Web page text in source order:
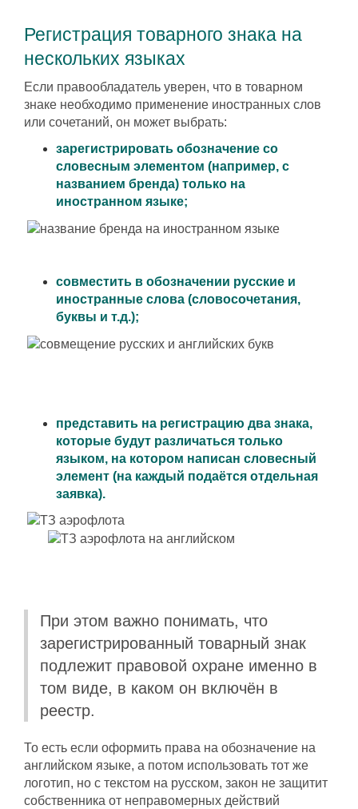
Регистрация товарного знака на
нескольких языках
Если правообладатель уверен, что в товарном
знаке необходимо применение иностранных слов
или сочетаний, он может выбрать:
зарегистрировать обозначение со
словесным элементом (например, с
названием бренда) только на
иностранном языке;
совместить в обозначении русские и
иностранные слова (словосочетания,
буквы и т.д.);
представить на регистрацию два знака,
которые будут различаться только
языком, на котором написан словесный
элемент (на каждый подаётся отдельная
заявка).
При этом важно понимать, что
зарегистрированный товарный знак
подлежит правовой охране именно в
том виде, в каком он включён в
реестр.
То есть если оформить права на обозначение на
английском языке, а потом использовать тот же
логотип, но с текстом на русском, закон не защитит
собственника от неправомерных действий